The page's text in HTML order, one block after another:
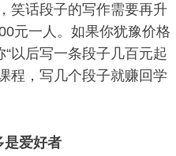
笑话段子的写作需要再升
元一人。如果你犹豫价格
“以后写一条段子几百元起
程，写几个段子就赚回学
是爱好者